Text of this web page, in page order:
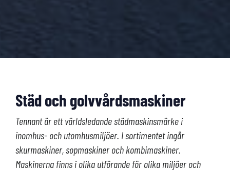
Städ och golvvårdsmaskiner
Tennant är ett världsledande städmaskinsmärke i
inomhus- och utomhusmiljöer. I sortimentet ingår
skurmaskiner, sopmaskiner och kombimaskiner.
Maskinerna finns i olika utförande för olika miljöer och